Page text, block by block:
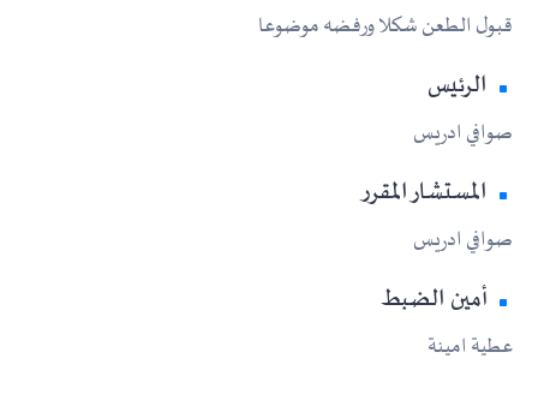
قبول الطعن شكلا ورفضه موضوعا
الرئيس
صوافي ادريس
المستشار المقرر
صوافي ادريس
أمين الضبط
عطية امينة